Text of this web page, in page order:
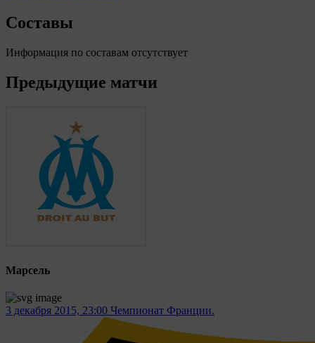
Составы
Информация по составам отсутствует
Предыдущие матчи
Марсель
3 декабря 2015, 23:00 Чемпионат Франции.